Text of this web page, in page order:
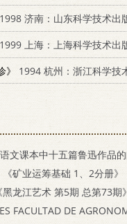
1998 济南：山东科学技术出
1999 上海：上海科学技术出
1994 杭州：浙江科学技
文课本中十五篇鲁迅作品的
《矿业运筹基础 1、2分册》
黑龙江艺术 第5期 总第73期》
FACULTAD DE